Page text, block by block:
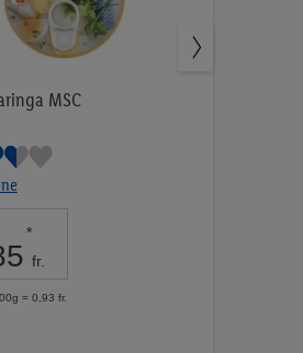
MSC
*
fr.
= 0,93 fr.